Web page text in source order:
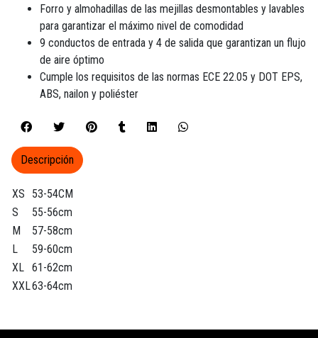
Forro y almohadillas de las mejillas desmontables y lavables
para garantizar el máximo nivel de comodidad
9 conductos de entrada y 4 de salida que garantizan un flujo
de aire óptimo
Cumple los requisitos de las normas ECE 22.05 y DOT EPS,
ABS, nailon y poliéster
XS
53-54CM
S
55-56cm
M
57-58cm
L
59-60cm
XL 61-62cm
XXL63-64cm
Descripción